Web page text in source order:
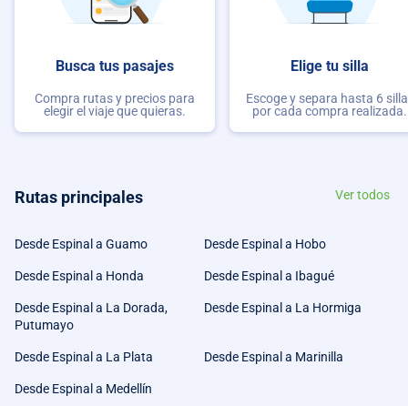
Busca tus pasajes
Compra rutas y precios para
elegir el viaje que quieras.
Elige tu silla
Escoge y separa hasta 6
por cada compra realizada.
Rutas principales Ver todos
Desde Espinal a Guamo Desde Espinal a Hobo
Desde Espinal a Honda Desde Espinal a Ibagué
Desde Espinal a La Dorada,
Putumayo
Desde Espinal a La Hormiga
Desde Espinal a La Plata Desde Espinal a Marinilla
Desde Espinal a Medellín